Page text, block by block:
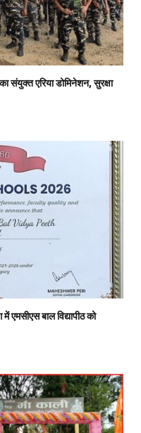
संयुक्त एरिया डोमिनेशन, सुरक्षा
एमसीएस बाल विद्यापीठ को